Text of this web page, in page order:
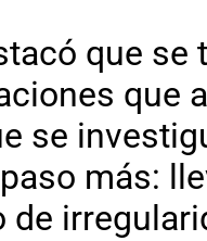
que se
que
se
más: